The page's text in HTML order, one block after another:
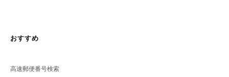
おすすめ
高速郵便番号検索